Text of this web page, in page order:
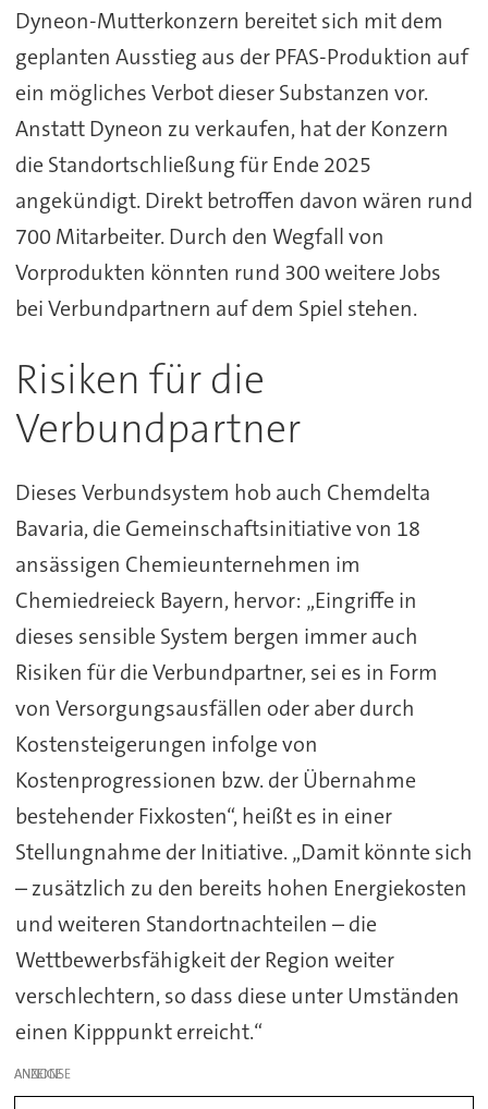
Dyneon-Mutterkonzern bereitet sich mit dem
geplanten Ausstieg aus der PFAS-Produktion auf
ein mögliches Verbot dieser Substanzen vor.
Anstatt Dyneon zu verkaufen, hat der Konzern
die Standortschließung für Ende 2025
angekündigt. Direkt betroffen davon wären rund
700 Mitarbeiter. Durch den Wegfall von
Vorprodukten könnten rund 300 weitere Jobs
bei Verbundpartnern auf dem Spiel stehen.
Risiken für die
Verbundpartner
Dieses Verbundsystem hob auch Chemdelta
Bavaria, die Gemeinschaftsinitiative von 18
ansässigen Chemieunternehmen im
Chemiedreieck Bayern, hervor: „Eingriffe in
dieses sensible System bergen immer auch
Risiken für die Verbundpartner, sei es in Form
von Versorgungsausfällen oder aber durch
Kostensteigerungen infolge von
Kostenprogressionen bzw. der Übernahme
bestehender Fixkosten“, heißt es in einer
Stellungnahme der Initiative. „Damit könnte sich
– zusätzlich zu den bereits hohen Energiekosten
und weiteren Standortnachteilen – die
Wettbewerbsfähigkeit der Region weiter
verschlechtern, so dass diese unter Umständen
einen Kipppunkt erreicht.“
ANZEIGE